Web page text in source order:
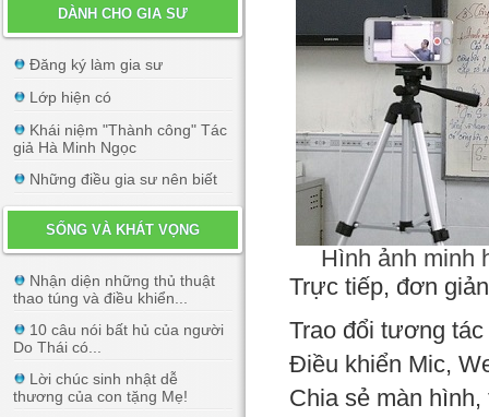
DÀNH CHO GIA SƯ
Đăng ký làm gia sư
Lớp hiện có
Khái niệm "Thành công" Tác
giả Hà Minh Ngọc
Những điều gia sư nên biết
SỐNG VÀ KHÁT VỌNG
Nhận diện những thủ thuật
thao túng và điều khiển...
10 câu nói bất hủ của người
Do Thái có...
Lời chúc sinh nhật dễ
thương của con tặng Mẹ!
Hình ảnh minh
Trực tiếp, đơn
Trao đổi tương
Điều khiển Mic,
Chia sẻ màn